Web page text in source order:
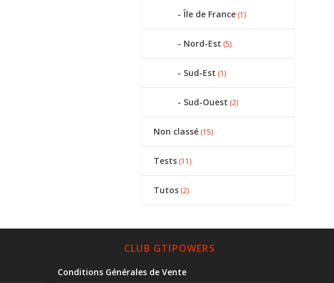
Île de France(1)
Nord-Est (5)
Sud-Est (1)
Sud-Ouest (2)
Non classé(15)
Tests(11)
Tutos(2)
CLUB GTIPOWERS
Conditions Générales de Vente